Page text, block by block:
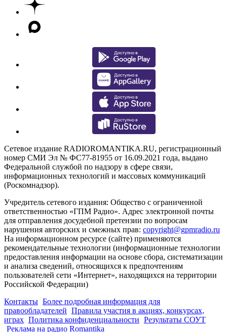
Сетевое издание RADIOROMANTIKA.RU, регистрационный
номер СМИ Эл № ФС77-81955 от 16.09.2021 года, выдано
Федеральной службой по надзору в сфере связи,
информационных технологий и массовых коммуникаций
(Роскомнадзор).
Учредитель сетевого издания: Общество с ограниченной
ответственностью «ГПМ Радио». Адрес электронной почты
для отправления досудебной претензии по вопросам
нарушения авторских и смежных прав: copyright@gpmradio.ru
На информационном ресурсе (сайте) применяются
рекомендательные технологии (информационные технологии
предоставления информации на основе сбора, систематизации
и анализа сведений, относящихся к предпочтениям
пользователей сети «Интернет», находящихся на территории
Российской Федерации)
Контакты Более подробная информация для
правообладателей Правила участия в акциях, конкурсах,
играх Политика конфиденциальности Результаты СОУТ
Реклама на радио Romantika